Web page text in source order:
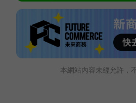
本網站內容未經允許，